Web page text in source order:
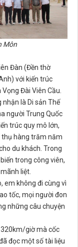
Môn
Đàn (Đền thờ
với kiến trúc
Đài Viên Cầu.
nhận là Di sản Thế
người Trung Quốc
trúc quy mô lớn,
thụ hàng trăm năm
du khách. Trong
trong công viên,
liệt.
em không đi cùng vì
tốc, mọi người đon
những câu chuyện
320km/giờ mà cốc
đọc một số tài liệu